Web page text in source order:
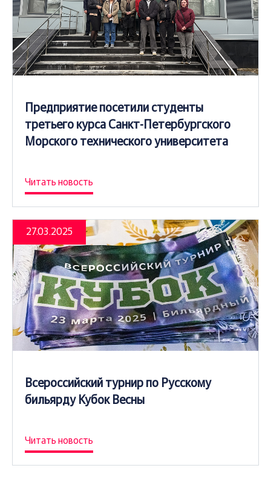
Предприятие посетили студенты
третьего курса Санкт-Петербургского
Морского технического университета
Читать новость
27.03.2025
Всероссийский турнир по Русскому
бильярду Кубок Весны
Читать новость